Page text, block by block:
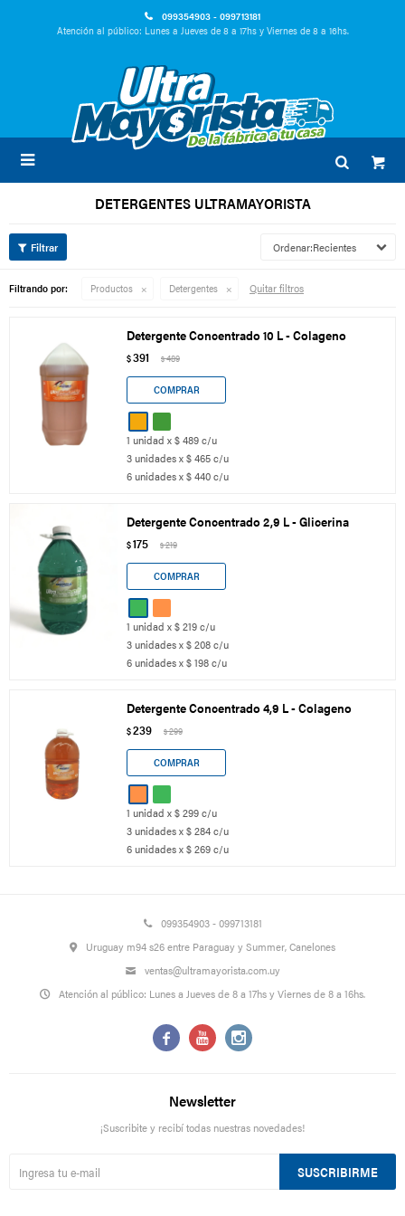
099354903 - 099713181
Atención al público: Lunes a Jueves de 8 a 17hs y Viernes de 8 a 16hs.

DETERGENTES ULTRAMAYORISTA
Recientes
Filtrando por: Productos Detergentes Quitar filtros
Detergente Concentrado 10 L - Colageno
$391 $489
1 unidad x $ 489 c/u
3 unidades x $ 465 c/u
6 unidades x $ 440 c/u
Detergente Concentrado 2,9 L - Glicerina
$175 $219
1 unidad x $ 219 c/u
3 unidades x $ 208 c/u
6 unidades x $ 198 c/u
Detergente Concentrado 4,9 L - Colageno
$239 $299
1 unidad x $ 299 c/u
3 unidades x $ 284 c/u
6 unidades x $ 269 c/u
099354903 - 099713181
Uruguay m94 s26 entre Paraguay y Summer, Canelones
ventas@ultramayorista.com.uy
Atención al público: Lunes a Jueves de 8 a 17hs y Viernes de 8 a 16hs.
  
Newsletter
¡Suscribite y recibí todas nuestras novedades!
SUSCRIBIRME